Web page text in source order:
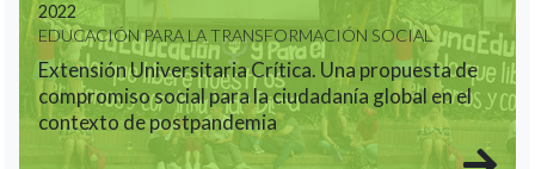
2022
EDUCACIÓN PARA LA TRANSFORMACIÓN SOCIAL
Extensión Universitaria Crítica. Una propuesta de
compromiso social para la ciudadanía global en el
contexto de postpandemia